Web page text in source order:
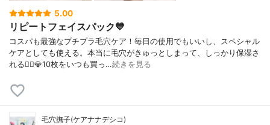
5.00
リピートフェイスパック💙
コスパも最強なプチプラ毛穴ケア！毎日の使用でもいいし、スペシャル
ケアとしても使える。本当に毛穴がきゅっとしまって、しっかり保湿さ
れる🙆‍♀️💎10枚をいつも買っ…続きを見る
毛穴撫子(ケアナナデシコ)